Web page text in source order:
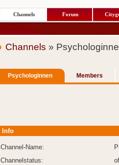
Channels Forum
Channels »
Psychologinnen Members
Info
Channel-Name:
Channelstatus: